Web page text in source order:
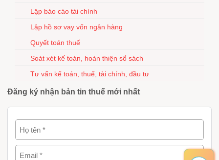
Lập báo cáo tài chính
Lập hồ sơ vay vốn ngân hàng
Quyết toán thuế
Soát xét kế toán, hoàn thiện sổ sách
Tư vấn kế toán, thuế, tài chính, đầu tư
Đăng ký nhận bản tin thuế mới nhất